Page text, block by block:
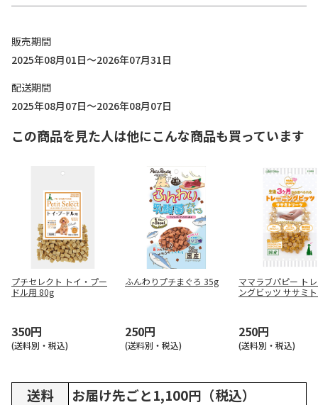
販売期間
2025年08月01日～2026年07月31日
配送期間
2025年08月07日～2026年08月07日
この商品を見た人は他にこんな商品も買っています
プチセレクト トイ・プー
ドル用 80g
350円
(送料別・税込)
ふんわりプチまぐろ 35g
250円
(送料別・税込)
ママラブパピー ト
ングビッツ ササミ
250円
(送料別・税込)
送料
お届け先ごと1,100円（税込）